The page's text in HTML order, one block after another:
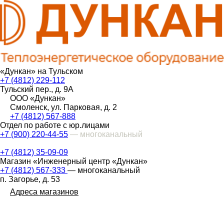
«Дункан» на Тульском
+7 (4812) 229-112
Тульский пер., д. 9А
ООО «Дункан»
Смоленск, ул. Парковая, д. 2
+7 (4812) 567-888
Отдел по работе с юр.лицами
+7 (900) 220-44-55 — многоканальный
+7 (4812) 35-09-09
Магазин «Инженерный центр «Дункан»
+7 (4812) 567-333 — многоканальный
п. Загорье, д. 53
Адреса магазинов